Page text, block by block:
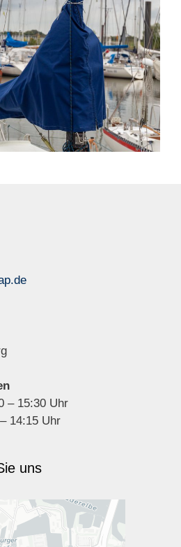
– 15:30 Uhr
14:15 Uhr
uns